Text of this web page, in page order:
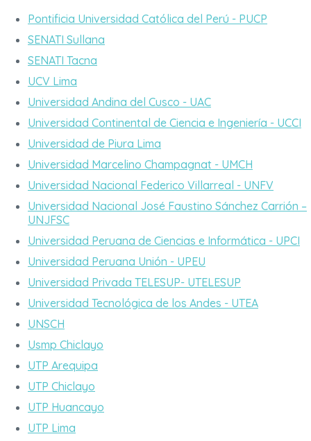
Pontificia Universidad Católica del Perú - PUCP
SENATI Sullana
SENATI Tacna
UCV Lima
Universidad Andina del Cusco - UAC
Universidad Continental de Ciencia e Ingeniería - UCCI
Universidad de Piura Lima
Universidad Marcelino Champagnat - UMCH
Universidad Nacional Federico Villarreal - UNFV
Universidad Nacional José Faustino Sánchez Carrión –
UNJFSC
Universidad Peruana de Ciencias e Informática - UPCI
Universidad Peruana Unión - UPEU
Universidad Privada TELESUP- UTELESUP
Universidad Tecnológica de los Andes - UTEA
UNSCH
Usmp Chiclayo
UTP Arequipa
UTP Chiclayo
UTP Huancayo
UTP Lima